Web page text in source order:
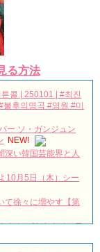
る方法
콜 | 250101 | #최진
후의명곡 #영원 #미
ー ソ・ガンジュン
NEW!
深い韓国芸能界と人
10月5日（木）シー
て徐々に増やす【第
리티🔥 일상이 시트콤